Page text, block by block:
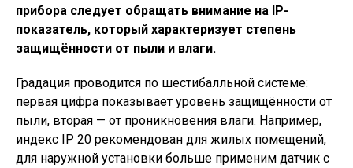
прибора следует обращать внимание на IP-
показатель, который характеризует степень
защищённости от пыли и влаги.
Градация проводится по шестибалльной системе:
первая цифра показывает уровень защищённости от
пыли, вторая — от проникновения влаги. Например,
индекс IP 20 рекомендован для жилых помещений,
для наружной установки больше применим датчик с